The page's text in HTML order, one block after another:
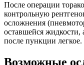
После операции
контрольную
осложнения
оставшейся жидкости,
после пункции легкое.
Возможные